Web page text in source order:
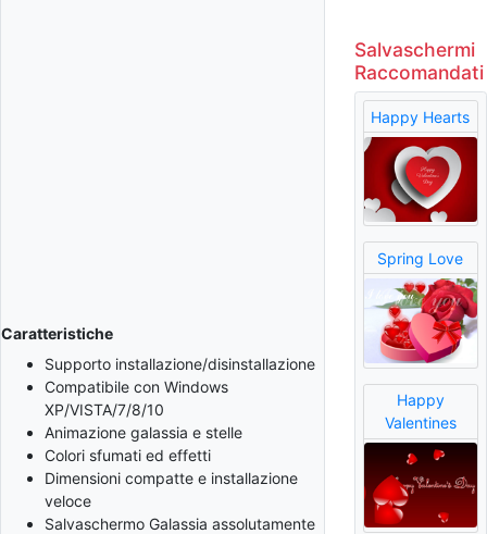
Caratteristiche
Supporto installazione/disinstallazione
Compatibile con Windows
XP/VISTA/7/8/10
Animazione galassia e stelle
Colori sfumati ed effetti
Dimensioni compatte e installazione
veloce
Salvaschermo Galassia assolutamente
Salvaschermi
Raccomandati
Happy Hearts
Spring Love
Happy
Valentines